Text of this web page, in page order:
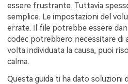
essere frustrante. Tuttavia
semplice. Le impostazioni del
errate. Il file potrebbe essere
codec potrebbero necessitare di
volta individuata la causa, puoi
calma.
Questa guida ti ha dato soluzioni